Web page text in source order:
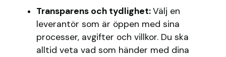
Transparens och tydlighet:Välj en
leverantör som är öppen med sina
processer, avgifter och villkor. Du ska
alltid veta vad som händer med dina